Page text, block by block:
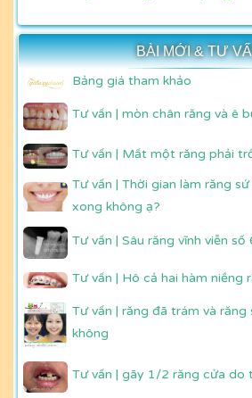
BÀI MỚI & TƯ
Bảng giá tham khảo
Tư vấn | mòn chân răng và ê
Tư vấn | Mất một răng phải
Tư vấn | Thời gian làm răng
xong không ạ?
Tư vấn | Sâu răng vĩnh viễn số
Tư vấn | Hô cả hai hàm niềng
Tư vấn | răng đã trám và
không
Tư vấn | gãy 1/2 răng cửa do